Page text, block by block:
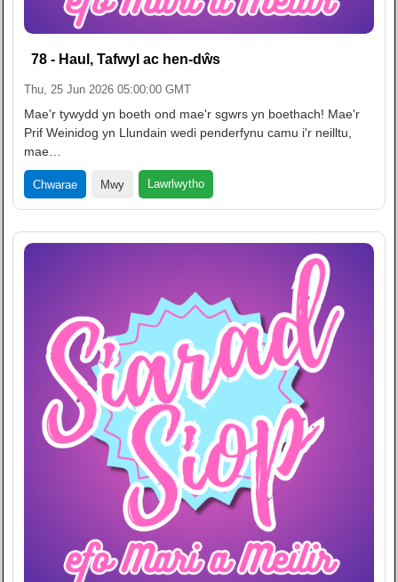
78 - Haul, Tafwyl ac hen-dŵs
Thu, 25 Jun 2026 05:00:00 GMT
Mae'r tywydd yn boeth ond mae'r sgwrs yn boethach! Mae'r
Prif Weinidog yn Llundain wedi penderfynu camu i'r neilltu,
mae…
Chwarae Mwy Lawrlwytho